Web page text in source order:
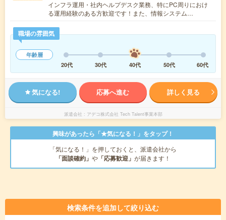
インフラ運用・社内ヘルプデスク業務、特にPC周りにおけ
る運用経験のある方歓迎です！また、情報システム…
職場の雰囲気
年齢層
20代
30代 40代 50代 60代
気になる! 応募へ進む 詳しく見る
派遣会社 アデコ株式会社 Tech Talent事業本部
興味があったら「★気になる！」をタップ！
「気になる！」を押しておくと、派遣会社から
「面談確約」 や 「応募歓迎」 が届きます！
検索条件を追加して絞り込む